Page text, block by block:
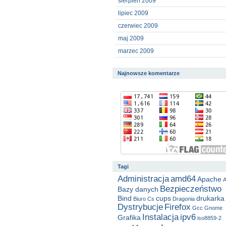
lipiec 2009
czerwiec 2009
maj 2009
marzec 2009
Najnowsze komentarze
Tagi
Administracjaamd64Apache
Bazy danych Bezpieczeństwo
Bind Biuro Cs cups Dragonia drukarka
Dystrybucje Firefox Gcc Gnome
Grafika Instalacja ipv6 iso8859-2